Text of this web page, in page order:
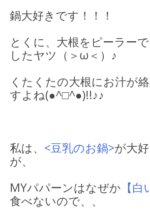
鍋大好きです！！！
とくに、大根をピーラー
したヤツ（＞ω＜）♪
くたくたの大根にお汁が
すよね(●^□^●)!!♪♪
私は、 <豆乳のお鍋>が大
が、
MYパパーンはなぜか 【白
食べないので、、